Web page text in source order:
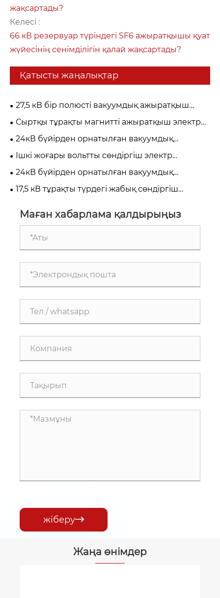
жақсартады?
Келесі :
66 кВ резервуар түріндегі SF6 ажыратқышы қуат
жүйесінің сенімділігін қалай жақсартады?
Қатысты жаңалықтар
27,5 кВ бір полюсті вакуумдық ажыратқыш
теміржол және электр қуатын тарату
қауіпсіздігін қалай жақсартады?
Сыртқы тұрақты магнитті ажыратқыш электр
қуатын тарату сенімділігін қалай жақсартады?
24кВ бүйірден орнатылған вакуумдық
сөндіргіш орташа вольтты қуаттан қорғауды
қалай жақсартады?
Ішкі жоғары вольтты сөндіргіш электр
қауіпсіздігі мен сенімділігін қалай жақсартады?
24кВ бүйірден орнатылған вакуумдық
сөндіргіш орташа вольтты қуат жүйесінің
қауіпсіздігін қалай жақсартады?
17,5 кВ тұрақты түрдегі жабық сөндіргіш
қалай жақсартады?
Маған хабарлама қалдырыңыз
жіберу
Жаңа өнімдер